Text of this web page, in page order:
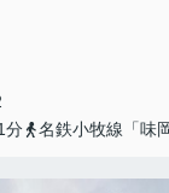
分
名鉄小牧線「味